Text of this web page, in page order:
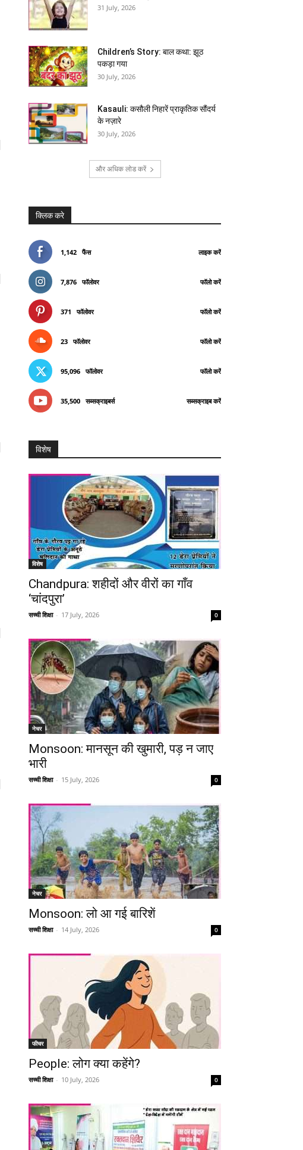
31 July, 2026
Children’s Story: बाल कथा: झूठ
पकड़ा गया
30 July, 2026
Kasauli: कसौली निहारें प्राकृतिक सौंदर्य
के नज़ारे
30 July, 2026
और अधिक लोड करें
क्लिक करे
1,142 फैंस लाइक करें
7,876 फॉलोवर फॉलो करें
371 फॉलोवर फॉलो करें
23 फॉलोवर फॉलो करें
95,096 फॉलोवर फॉलो करें
35,500 सब्सक्राइबर्स सब्सक्राइब करें
विशेष
विशेष
Chandpura: शहीदों और वीरों का गाँव
‘चांदपुरा’
सच्ची शिक्षा - 17 July, 2026 0
नेचर
Monsoon: मानसून की खुमारी, पड़ न जाए
भारी
सच्ची शिक्षा - 15 July, 2026 0
नेचर
Monsoon: लो आ गई बारिशें
सच्ची शिक्षा - 14 July, 2026 0
फीचर
People: लोग क्या कहेंगे?
सच्ची शिक्षा - 10 July, 2026 0